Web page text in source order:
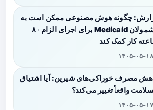
چگونه هوش مصنوعی ممکن است به
مشمولان Medicaid برای اجرای الزام ۸۰
کار کمک کند
۱۴۰۵-۰۵-۱۸
مصرف خوراکی‌های شیرین: آیا اشتیاق
واقعاً تغییر می‌کند؟
۱۴۰۵-۰۵-۱۷